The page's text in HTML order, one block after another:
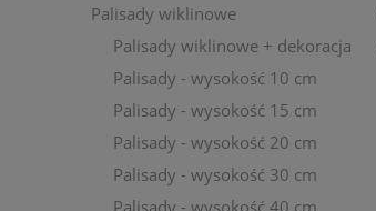
Palisady wiklinowe
Palisady wiklinowe + dekoracja
Palisady - wysokość 10 cm
Palisady - wysokość 15 cm
Palisady - wysokość 20 cm
Palisady - wysokość 30 cm
Palisady - wysokość 40 cm